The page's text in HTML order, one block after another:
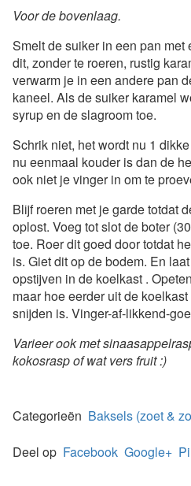
Voor de bovenlaag.
Smelt de suiker in een pan met
dit, zonder te roeren, rustig
verwarm je in een andere pan
kaneel. Als de suiker karamel
syrup en de slagroom toe.
Schrik niet, het wordt nu 1
nu eenmaal kouder is dan de
ook niet je vinger in om te
Blijf roeren met je garde totdat
oplost. Voeg tot slot de boter
toe. Roer dit goed door totdat
is. Giet dit op de bodem. En
opstijven in de koelkast .
maar hoe eerder uit de
snijden is. Vinger-af-likkend-
Varieer ook met
kokosrasp of wat vers fruit :)
Categorieën Baksels (zoet &
Deel op Facebook Google+